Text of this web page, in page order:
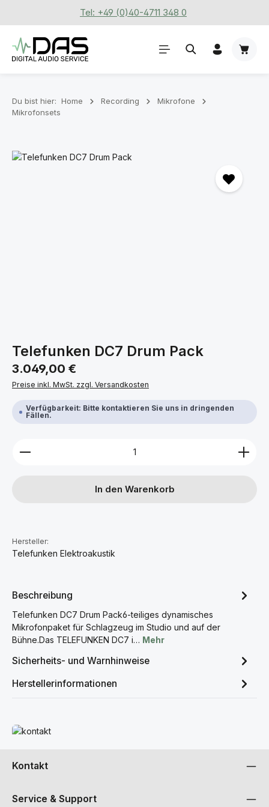
Zum Hauptinhalt springenTel: +49 (0)40-4711 348 0
Du bist hier: Home Recording
Mikrofone
Mikrofonsets
Bildergalerie überspringen
Telefunken DC7 Drum Pack
Regulärer Preis:
3.049,00 €
Preise inkl. MwSt. zzgl. Versandkosten
Verfügbarkeit: Bitte kontaktieren Sie uns in dringenden
Fällen.
Produkt Anzahl: Gib den gewünschten Wert ein
In den Warenkorb
Hersteller:
Telefunken Elektroakustik
Beschreibung
Telefunken DC7 Drum Pack6-teiliges dynamisches
Mikrofonpaket für Schlagzeug im Studio und auf der
Bühne.Das TELEFUNKEN DC7 i… Mehr
Sicherheits- und Warnhinweise
Herstellerinformationen
Mehr erfahren
Kontakt
Service & Support